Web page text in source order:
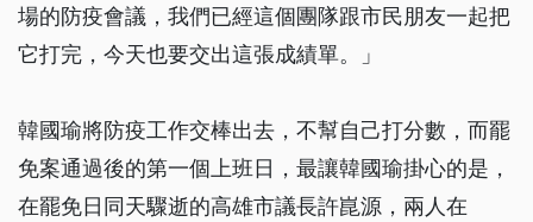
場的防疫會議，我們已經這個團隊跟市民朋友一起把
它打完，今天也要交出這張成績單。」
韓國瑜將防疫工作交棒出去，不幫自己打分數，而罷
免案通過後的第一個上班日，最讓韓國瑜掛心的是，
在罷免日同天驟逝的高雄市議長許崑源，兩人在